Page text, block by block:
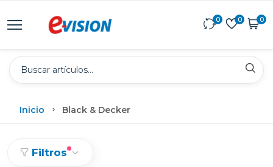
0 0 0
Inicio Black & Decker
Filtros